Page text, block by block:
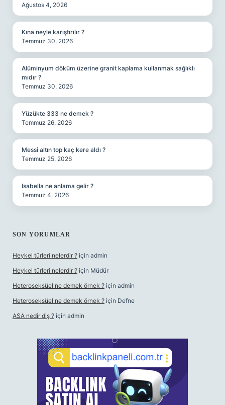
Ağustos 4, 2026
Kına neyle karıştırılır ?
Temmuz 30, 2026
Alüminyum döküm üzerine granit kaplama kullanmak sağlıklı
mıdır ?
Temmuz 30, 2026
Yüzükte 333 ne demek ?
Temmuz 26, 2026
Messi altın top kaç kere aldı ?
Temmuz 25, 2026
Isabella ne anlama gelir ?
Temmuz 4, 2026
SON YORUMLAR
Heykel türleri nelerdir ? için admin
Heykel türleri nelerdir ? için Müdür
Heteroseksüel ne demek örnek ? için admin
Heteroseksüel ne demek örnek ? için Defne
ASA nedir diş ? için admin